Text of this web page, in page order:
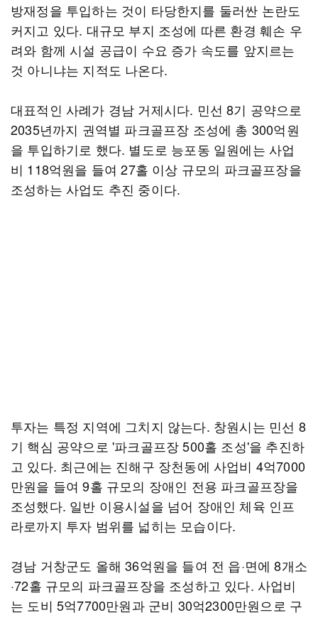
방재정을 투입하는 것이 타당한지를 둘러싼 논란도
커지고 있다. 대규모 부지 조성에 따른 환경 훼손 우
려와 함께 시설 공급이 수요 증가 속도를 앞지르는
것 아니냐는 지적도 나온다.
대표적인 사례가 경남 거제시다. 민선 8기 공약으로
2035년까지 권역별 파크골프장 조성에 총 300억원
을 투입하기로 했다. 별도로 능포동 일원에는 사업
비 118억원을 들여 27홀 이상 규모의 파크골프장을
조성하는 사업도 추진 중이다.
투자는 특정 지역에 그치지 않는다. 창원시는 민선 8
기 핵심 공약으로 '파크골프장 500홀 조성'을 추진하
고 있다. 최근에는 진해구 장천동에 사업비 4억7000
만원을 들여 9홀 규모의 장애인 전용 파크골프장을
조성했다. 일반 이용시설을 넘어 장애인 체육 인프
라로까지 투자 범위를 넓히는 모습이다.
경남 거창군도 올해 36억원을 들여 전 읍·면에 8개소
·72홀 규모의 파크골프장을 조성하고 있다. 사업비
는 도비 5억7700만원과 군비 30억2300만원으로 구